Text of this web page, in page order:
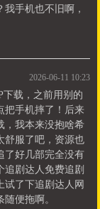
手机也不旧啊，
2026-06-11 10:23
下载，之前用别的
把手机摔了！后来
，我本来没抱啥希
舒服了吧，资源也
了好几部完全没有
追剧达人免费追剧
试了下追剧达人网
便拖啊。